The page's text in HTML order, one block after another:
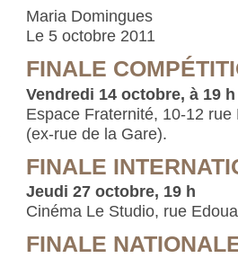
Maria Domingues
Le 5 octobre 2011
FINALE
Vendredi 14 octobre, à 19 h
Espace Fraternité, 10-12 rue
(ex-rue de la Gare).
FINALE
Jeudi 27 octobre, 19 h
Cinéma Le Studio, rue
FINALE